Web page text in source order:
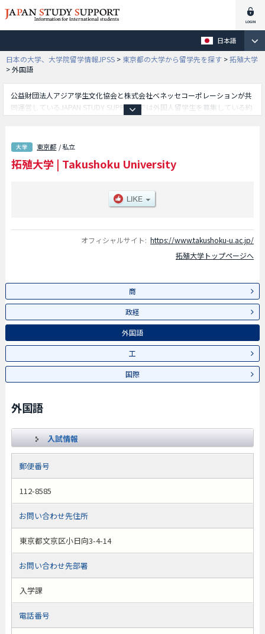
日本語
日本の大学、大学院留学情報JPSS > 東京都の大学から留学先を探す >拓殖大学
>外国語
公益財団法人アジア学生文化協会と株式会社ベネッセコーポレーションが共
同運営しているJAPAN STUDY SUPPORTでは外国人留学生を募集している約
外国語学部や工学部や国際学部等、学部別情報や、募集定員や合格者数など
入試情報、施設案内、アクセスなど外国人留学生に必要な情報を掲載してい
るので是非ご利用ください。
東京都 / 私立
拓殖大学 | Takushoku University
オフィシャルサイト: https://www.takushoku-u.ac.jp/
拓殖大学トップページへ
商
政経
外国語
工
国際
外国語
入試情報
郵便番号
112-8585
お問い合わせ先住所
東京都文京区小日向3-4-14
お問い合わせ先部署
入学課
電話番号